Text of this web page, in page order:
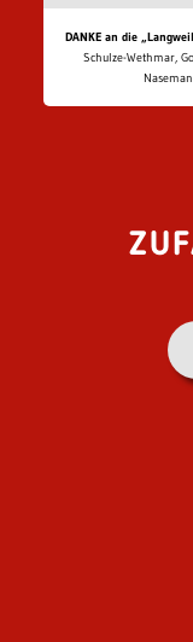
DANKE an die
Schulze-Wethmar,